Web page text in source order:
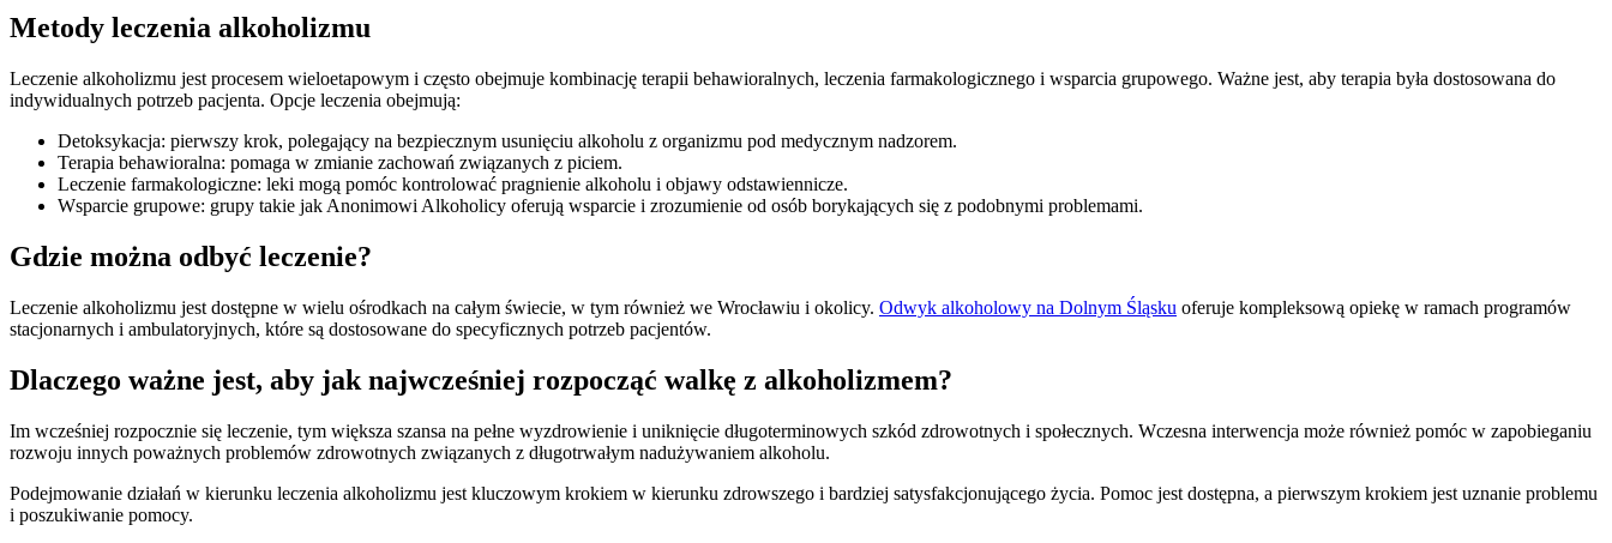
Metody leczenia alkoholizmu
Leczenie alkoholizmu jest procesem wieloetapowym i często obejmuje kombinację terapii behawioralnych, leczenia farmakologicznego i wsparcia grupowego. Ważne jest, aby terapia była dostosowana do
indywidualnych potrzeb pacjenta. Opcje leczenia obejmują:
Detoksykacja: pierwszy krok, polegający na bezpiecznym usunięciu alkoholu z organizmu pod medycznym nadzorem.
Terapia behawioralna: pomaga w zmianie zachowań związanych z piciem.
Leczenie farmakologiczne: leki mogą pomóc kontrolować pragnienie alkoholu i objawy odstawiennicze.
Wsparcie grupowe: grupy takie jak Anonimowi Alkoholicy oferują wsparcie i zrozumienie od osób borykających się z podobnymi problemami.
Gdzie można odbyć leczenie?
Leczenie alkoholizmu jest dostępne w wielu ośrodkach na całym świecie, w tym również we Wrocławiu i okolicy. Odwyk alkoholowy na Dolnym Śląsku oferuje kompleksową opiekę w ramach programów
stacjonarnych i ambulatoryjnych, które są dostosowane do specyficznych potrzeb pacjentów.
Dlaczego ważne jest, aby jak najwcześniej rozpocząć walkę z alkoholizmem?
Im wcześniej rozpocznie się leczenie, tym większa szansa na pełne wyzdrowienie i uniknięcie długoterminowych szkód zdrowotnych i społecznych. Wczesna interwencja może również pomóc w zapobieganiu
rozwoju innych poważnych problemów zdrowotnych związanych z długotrwałym nadużywaniem alkoholu.
Podejmowanie działań w kierunku leczenia alkoholizmu jest kluczowym krokiem w kierunku zdrowszego i bardziej satysfakcjonującego życia. Pomoc jest dostępna, a pierwszym krokiem jest uznanie problemu
i poszukiwanie pomocy.